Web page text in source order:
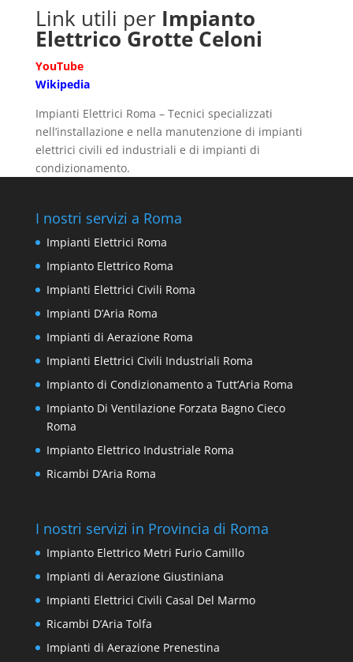
Link utili per Impianto
Elettrico Grotte Celoni
YouTube
Wikipedia
Impianti Elettrici Roma – Tecnici specializzati
nell’installazione e nella manutenzione di impianti
elettrici civili ed industriali e di impianti di
condizionamento.
I nostri servizi a Roma
Impianti Elettrici Roma
Impianto Elettrico Roma
Impianti Elettrici Civili Roma
Impianti D’Aria Roma
Impianti di Aerazione Roma
Impianti Elettrici Civili Industriali Roma
Impianto di Condizionamento a Tutt’Aria Roma
Impianto Di Ventilazione Forzata Bagno Cieco
Roma
Impianto Elettrico Industriale Roma
Ricambi D’Aria Roma
I nostri servizi in Provincia di Roma
Impianto Elettrico Metri Furio Camillo
Impianti di Aerazione Giustiniana
Impianti Elettrici Civili Casal Del Marmo
Ricambi D’Aria Tolfa
Impianti di Aerazione Prenestina